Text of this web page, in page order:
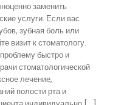
заменить
услуги. Если вас
зубная боль или
визит к стоматологу.
быстро и
стоматологической
лечение,
полости рта и